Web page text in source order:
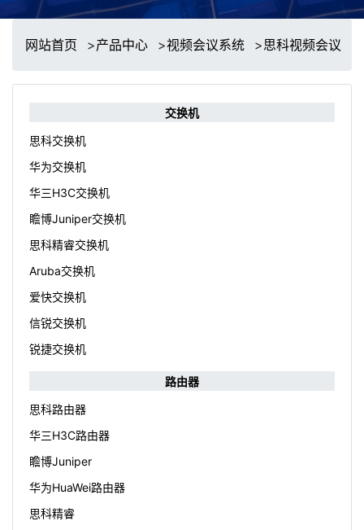
网站首页 >产品中心 >视频会议系统 >思科视频会议
交换机
思科交换机
华为交换机
华三H3C交换机
瞻博Juniper交换机
思科精睿交换机
Aruba交换机
爱快交换机
信锐交换机
锐捷交换机
路由器
思科路由器
华三H3C路由器
瞻博Juniper
华为HuaWei路由器
思科精睿